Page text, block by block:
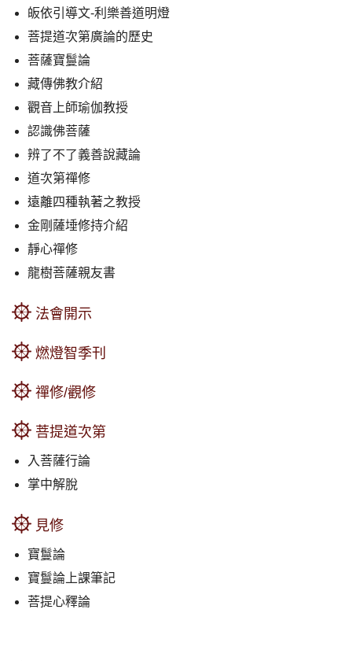
皈依引導文-利樂善道明燈
菩提道次第廣論的歷史
菩薩寶鬘論
藏傳佛教介紹
觀音上師瑜伽教授
認識佛菩薩
辨了不了義善說藏論
道次第禪修
遠離四種執著之教授
金剛薩埵修持介紹
靜心禪修
龍樹菩薩親友書
法會開示
燃燈智季刊
禪修/觀修
菩提道次第
入菩薩行論
掌中解脫
見修
寶鬘論
寶鬘論上課筆記
菩提心釋論